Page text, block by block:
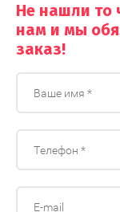
Не нашли то
нам и мы
заказ!